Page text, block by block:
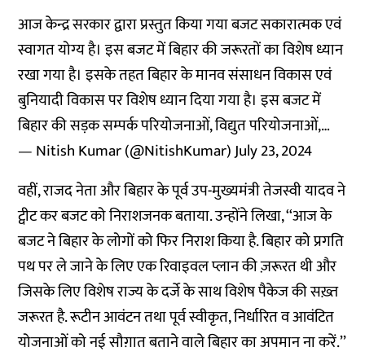
आज केन्द्र सरकार द्वारा प्रस्तुत किया गया बजट सकारात्मक एवं
स्वागत योग्य है। इस बजट में बिहार की जरूरतों का विशेष ध्यान
रखा गया है। इसके तहत बिहार के मानव संसाधन विकास एवं
बुनियादी विकास पर विशेष ध्यान दिया गया है। इस बजट में
बिहार की सड़क सम्पर्क परियोजनाओं, विद्युत परियोजनाओं,…
— Nitish Kumar (@NitishKumar)July 23, 2024
वहीं, राजद नेता और बिहार के पूर्व उप-मुख्यमंत्री तेजस्वी यादव ने
ट्वीट कर बजट को निराशजनक बताया. उन्होंने लिखा, ‘‘आज के
बजट ने बिहार के लोगों को फिर निराश किया है. बिहार को प्रगति
पथ पर ले जाने के लिए एक रिवाइवल प्लान की ज़रूरत थी और
जिसके लिए विशेष राज्य के दर्जे के साथ विशेष पैकेज की सख़्त
जरूरत है. रूटीन आवंटन तथा पूर्व स्वीकृत, निर्धारित व आवंटित
योजनाओं को नई सौग़ात बताने वाले बिहार का अपमान ना करें.’’